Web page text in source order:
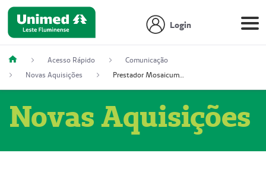
Login
Acesso Rápido
Comunicação
Novas Aquisições
Prestador Mosaicum Espaço Clínico Eireli (51004355-5)
Novas Aquisições